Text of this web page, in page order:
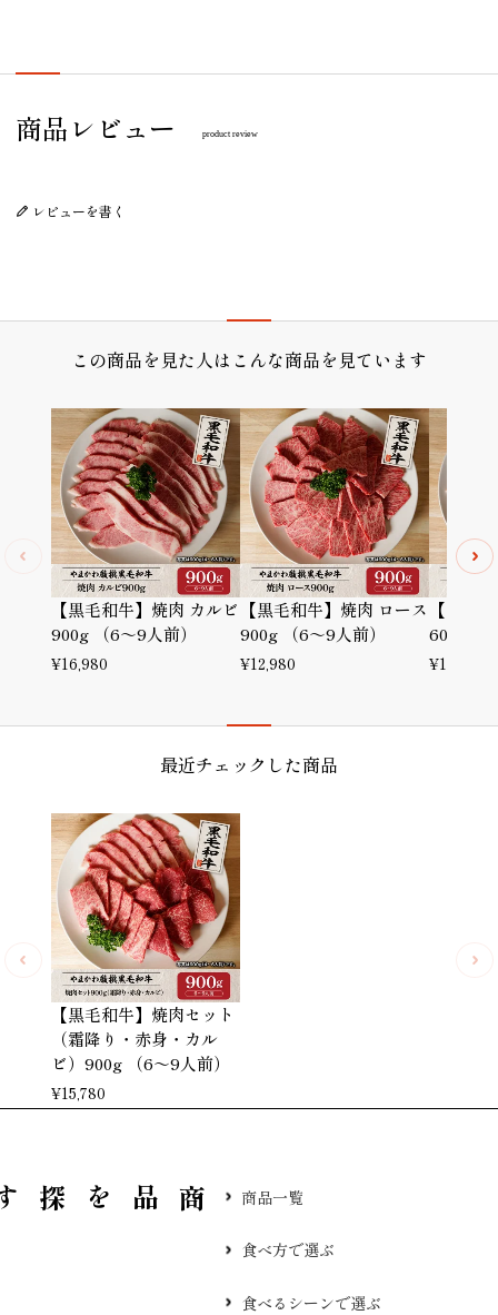
商品レビュー product review
レビューを書く
この商品を見た人はこんな商品を見ています
【黒毛和牛】焼肉 カルビ
900g （6～9人前）
¥16,980
【黒毛和牛】焼肉 ロース
900g （6～9人前）
¥12,980
【黒毛
600g （
¥11,780
最近チェックした商品
【黒毛和牛】焼肉セット
（霜降り・赤身・カル
ビ）900g （6～9人前）
¥15,780
す 商品一覧
食べ方で選ぶ
食べるシーンで選ぶ